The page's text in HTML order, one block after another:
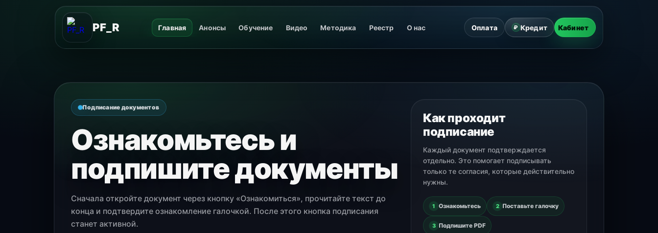
Подписание документов
Ознакомьтесь и
подпишите документы
Сначала откройте документ через кнопку «Ознакомиться», прочитайте текст до
конца и подтвердите ознакомление галочкой. После этого кнопка подписания
станет активной.
Как проходит
подписание
Каждый документ подтверждается
отдельно. Это помогает подписывать
только те согласия, которые действительно
нужны.
1 Ознакомьтесь 2 Поставьте галочку
3 Подпишите PDF
PF_R Главная Анонсы Обучение Видео Методика Реестр О нас Оплата ₽ Кредит Кабинет